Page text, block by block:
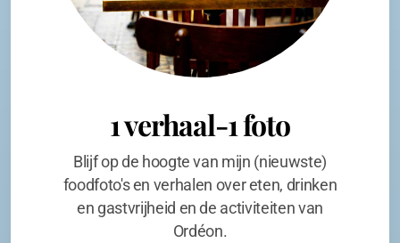
1 verhaal-1 foto
Blijf op de hoogte van mijn (nieuwste)
foodfoto's en verhalen over eten, drinken
en gastvrijheid en de activiteiten van
Ordéon.